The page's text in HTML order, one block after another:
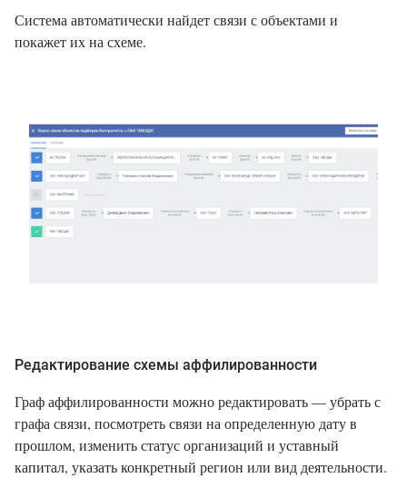
Система автоматически найдет связи с объектами и
покажет их на схеме.
Редактирование схемы аффилированности
Граф аффилированности можно редактировать — убрать с
графа связи, посмотреть связи на определенную дату в
прошлом, изменить статус организаций и уставный
капитал, указать конкретный регион или вид деятельности.